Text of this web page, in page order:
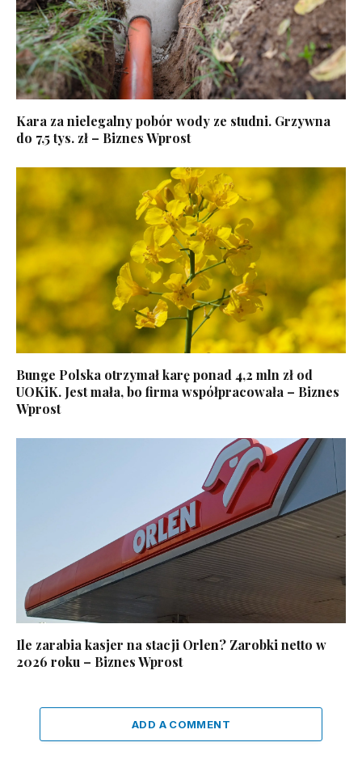
Kara za nielegalny pobór wody ze studni. Grzywna
do 7,5 tys. zł – Biznes Wprost
Bunge Polska otrzymał karę ponad 4,2 mln zł od
UOKiK. Jest mała, bo firma współpracowała – Biznes
Wprost
Ile zarabia kasjer na stacji Orlen? Zarobki netto w
2026 roku – Biznes Wprost
ADD A COMMENT